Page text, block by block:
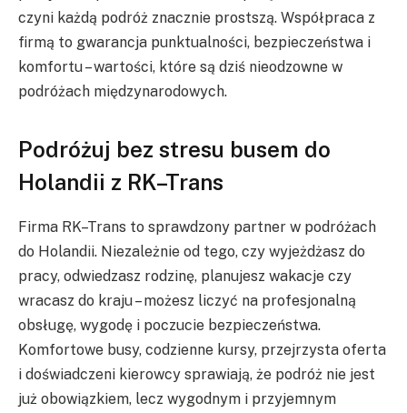
czyni każdą podróż znacznie prostszą. Współpraca z
firmą to gwarancja punktualności, bezpieczeństwa i
komfortu – wartości, które są dziś nieodzowne w
podróżach międzynarodowych.
Podróżuj bez stresu busem do
Holandii z RK–Trans
Firma RK–Trans to sprawdzony partner w podróżach
do Holandii. Niezależnie od tego, czy wyjeżdżasz do
pracy, odwiedzasz rodzinę, planujesz wakacje czy
wracasz do kraju – możesz liczyć na profesjonalną
obsługę, wygodę i poczucie bezpieczeństwa.
Komfortowe busy, codzienne kursy, przejrzysta oferta
i doświadczeni kierowcy sprawiają, że podróż nie jest
już obowiązkiem, lecz wygodnym i przyjemnym